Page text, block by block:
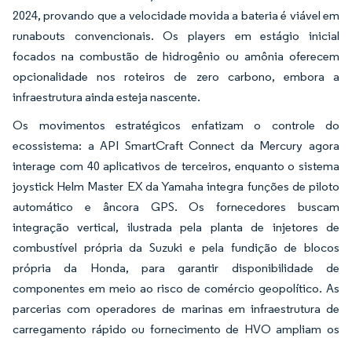
2024, provando que a velocidade movida a bateria é viável em
runabouts convencionais. Os players em estágio inicial
focados na combustão de hidrogênio ou amônia oferecem
opcionalidade nos roteiros de zero carbono, embora a
infraestrutura ainda esteja nascente.
Os movimentos estratégicos enfatizam o controle do
ecossistema: a API SmartCraft Connect da Mercury agora
interage com 40 aplicativos de terceiros, enquanto o sistema
joystick Helm Master EX da Yamaha integra funções de piloto
automático e âncora GPS. Os fornecedores buscam
integração vertical, ilustrada pela planta de injetores de
combustível própria da Suzuki e pela fundição de blocos
própria da Honda, para garantir disponibilidade de
componentes em meio ao risco de comércio geopolítico. As
parcerias com operadores de marinas em infraestrutura de
carregamento rápido ou fornecimento de HVO ampliam os